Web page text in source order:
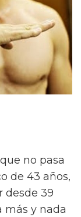
no pasa
de 43 años,
desde 39
más y nada